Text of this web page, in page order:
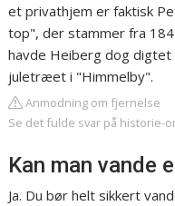
et privathjem er faktisk
top", der stammer fra
havde Heiberg dog digtet
juletræet i "Himmelby".
Anmodning om fjernelse
Se det fulde svar på historie-
Kan man vande
Ja. Du bør helt sikkert